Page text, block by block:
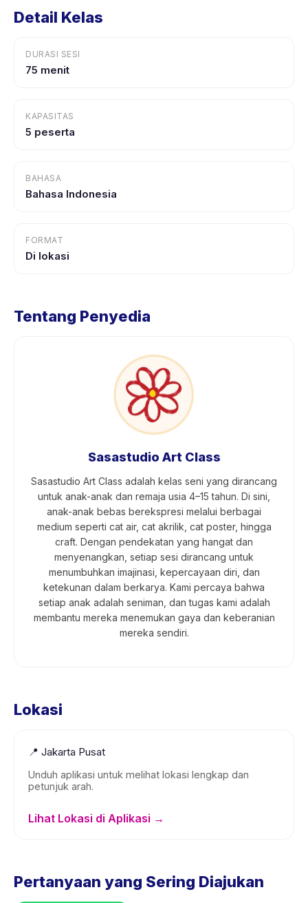
Detail Kelas
DURASI SESI
75 menit
KAPASITAS
5 peserta
BAHASA
Bahasa Indonesia
FORMAT
Di lokasi
Tentang Penyedia
Sasastudio Art Class
Sasastudio Art Class adalah kelas seni yang dirancang
untuk anak-anak dan remaja usia 4–15 tahun. Di sini,
anak-anak bebas berekspresi melalui berbagai
medium seperti cat air, cat akrilik, cat poster, hingga
craft. Dengan pendekatan yang hangat dan
menyenangkan, setiap sesi dirancang untuk
menumbuhkan imajinasi, kepercayaan diri, dan
ketekunan dalam berkarya. Kami percaya bahwa
setiap anak adalah seniman, dan tugas kami adalah
membantu mereka menemukan gaya dan keberanian
mereka sendiri.
Lokasi
📍 Jakarta Pusat
Unduh aplikasi untuk melihat lokasi lengkap dan
petunjuk arah.
Lihat Lokasi di Aplikasi →
Pertanyaan yang Sering Diajukan